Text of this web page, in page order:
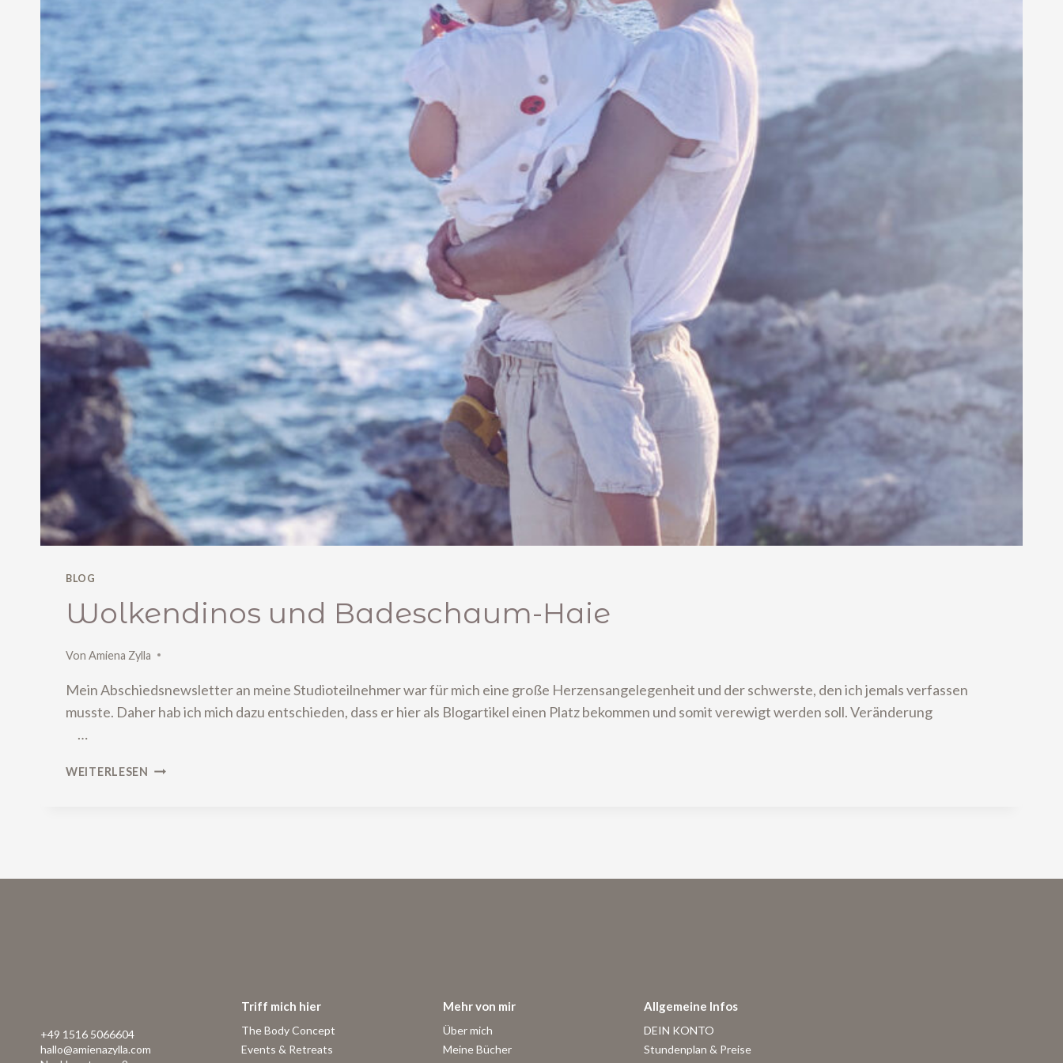
BLOG
Wolkendinos und Badeschaum-Haie
Von Amiena Zylla
Mein Abschiedsnewsletter an meine Studioteilnehmer war für mich eine große Herzensangelegenheit und der schwerste, den ich jemals verfassen
musste. Daher hab ich mich dazu entschieden, dass er hier als Blogartikel einen Platz bekommen und somit verewigt werden soll. Veränderung
…
WEITERLESEN WOLKENDINOS
+49 1516 5066604
hallo@amienazylla.com
Triff mich hier
The Body Concept
Events & Retreats
Mehr von mir
Über mich
Meine Bücher
Allgemeine Infos
DEIN KONTO
Stundenplan & Preise